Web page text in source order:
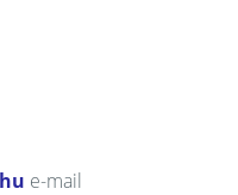
e-mail